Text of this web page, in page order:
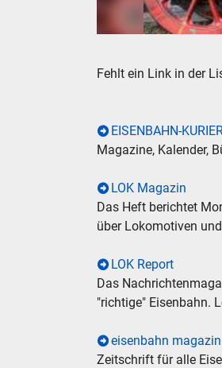
Fehlt ein Link in der
EISENBAHN-
Magazine, Kalender,
LOK Magazin
Das Heft berichtet
über Lokomotiven
LOK Report
Das
"richtige" Eisenbahn.
eisenbahn magazin
Zeitschrift für alle